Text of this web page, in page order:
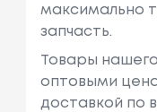
максимально
запчасть.
Товары
оптовыми
доставкой по